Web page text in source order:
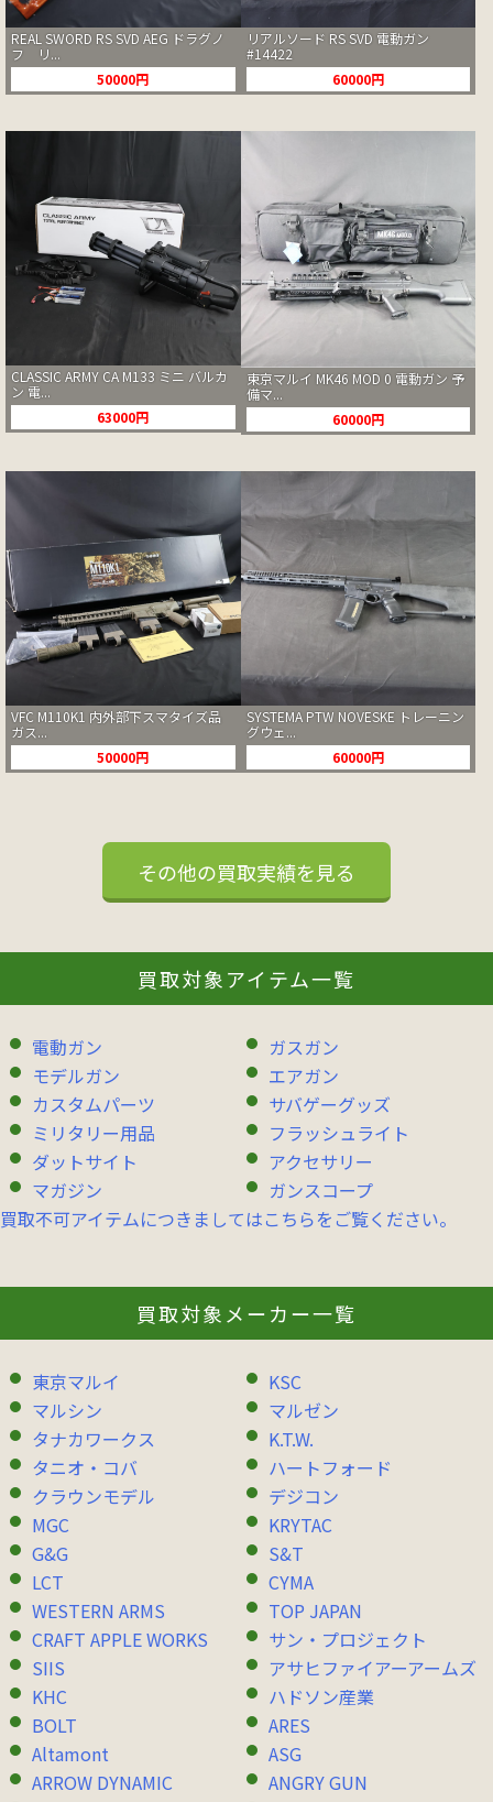
REAL SWORD RS SVD AEG ドラグノ
フ リ...
50000円
リアルソード RS SVD 電動ガン
#14422
60000円
CLASSIC ARMY CA M133 ミニ バルカ
ン 電...
63000円
東京マルイ MK46 MOD 0 電動ガン 予
備マ...
60000円
VFC M110K1 内外部下スマタイズ品
ガス...
50000円
SYSTEMA PTW NOVESKE トレーニン
グウェ...
60000円
その他の買取実績を見る
買取対象アイテム一覧
電動ガン
ガスガン
モデルガン
エアガン
カスタムパーツ
サバゲーグッズ
ミリタリー用品
フラッシュライト
ダットサイト
アクセサリー
マガジン
ガンスコープ
買取不可アイテムにつきましてはこちらをご覧ください。
買取対象メーカー一覧
東京マルイ
KSC
マルシン
マルゼン
タナカワークス
K.T.W.
タニオ・コバ
ハートフォード
クラウンモデル
デジコン
MGC
KRYTAC
G&G
S&T
LCT
CYMA
WESTERN ARMS
TOP JAPAN
CRAFT APPLE WORKS
サン・プロジェクト
SIIS
アサヒファイアーアームズ
KHC
ハドソン産業
BOLT
ARES
Altamont
ASG
ARROW DYNAMIC
ANGRY GUN